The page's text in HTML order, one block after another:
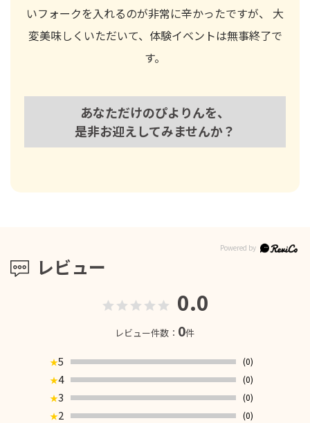
いフォークを入れるのが非常に辛かったですが、 大
変美味しくいただいて、体験イベントは無事終了で
す。
あなただけのぴよりんを、
是非お迎えしてみませんか？
レビュー
0.0
レビュー件数： 0件
★5
(0)
★4
(0)
★3
(0)
★2
(0)